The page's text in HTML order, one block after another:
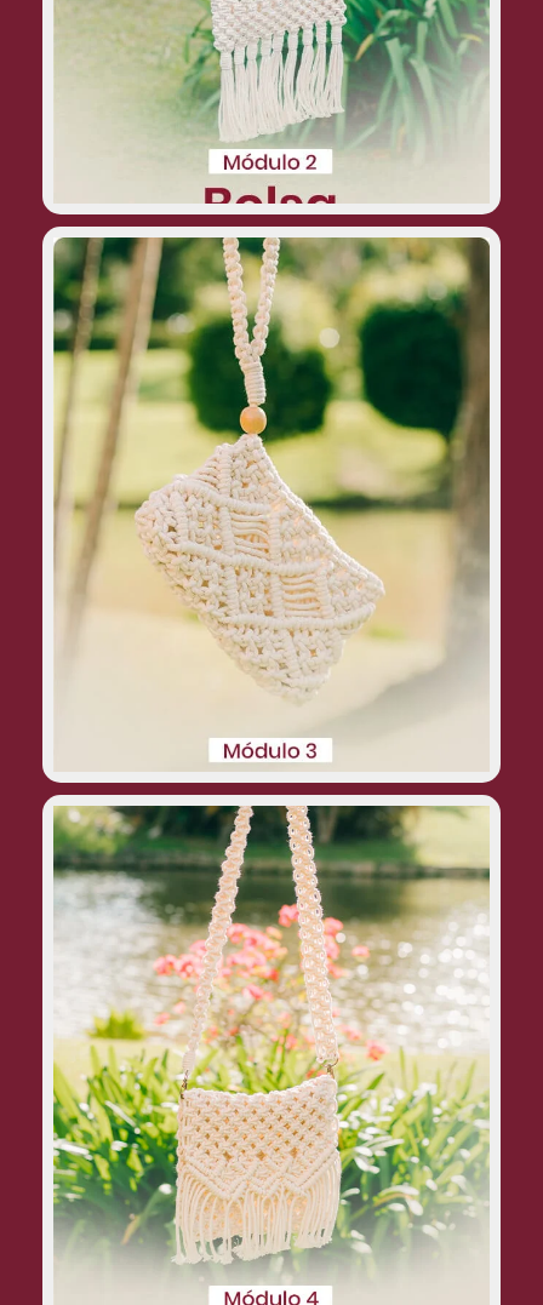
Clutch:
um modelo pequeno e elegante, ideal
para eventos mais formais. Eu usei uma
dessas esses dias num casamento,
inclusive!
Bolsa tiracolo
Um modelo versátil e prático, que pode
ser usado tanto no dia a dia quanto em
ocasiões mais casuais. É uma bolsa com
alça longa que pode ser ajustada para o
comprimento desejado.